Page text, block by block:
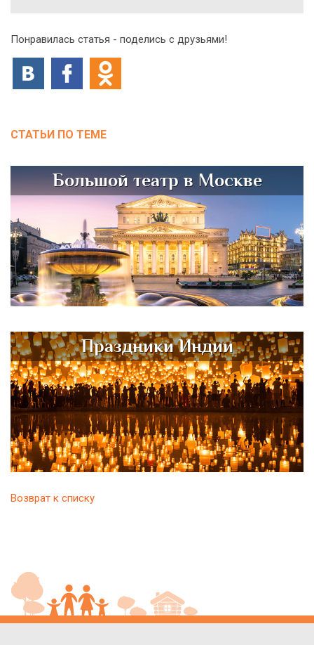
Понравилась статья - поделись с друзьями!
СТАТЬИ ПО ТЕМЕ
Большой театр в Москве
Праздники Индии
Возврат к списку